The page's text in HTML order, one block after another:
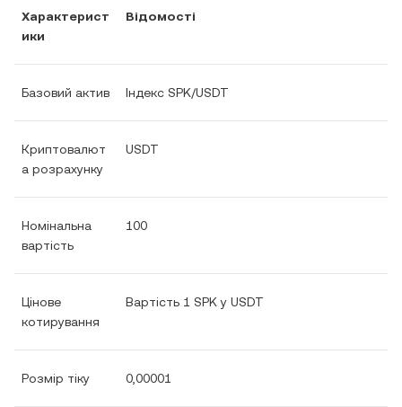
Характерист
ики
Відомості
Базовий актив Індекс SPK/USDT
Криптовалют
а розрахунку
USDT
Номінальна
вартість
100
Цінове
котирування
Вартість 1 SPK у USDT
Розмір тіку 0,00001